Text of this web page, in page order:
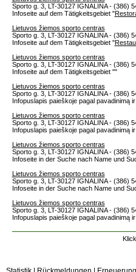
Sporto g. 3, LT-30127 IGNALINA - (386)
Infoseite auf dem Tätigkeitsgebiet "
Lietuvos žiemos sporto centras
Sporto g. 3, LT-30127 IGNALINA - (386)
Infoseite auf dem Tätigkeitsgebiet "
Lietuvos žiemos sporto centras
Sporto g. 3, LT-30127 IGNALINA - (386)
Infoseite auf dem Tätigkeitsgebiet ""
Lietuvos žiemos sporto centras
Sporto g. 3, LT-30127 IGNALINA - (386)
Infopuslapis paieškoje pagal pavadinimą
Lietuvos žiemos sporto centras
Sporto g. 3, LT-30127 IGNALINA - (386)
Infopuslapis paieškoje pagal pavadinimą
Lietuvos žiemos sporto centras
Sporto g. 3, LT-30127 IGNALINA - (386)
Infoseite in der Suche nach Name und
Lietuvos žiemos sporto centras
Sporto g. 3, LT-30127 IGNALINA - (386)
Infoseite in der Suche nach Name und
Lietuvos žiemos sporto centras
Sporto g. 3, LT-30127 IGNALINA - (386)
Infopuslapis paieškoje pagal pavadinimą